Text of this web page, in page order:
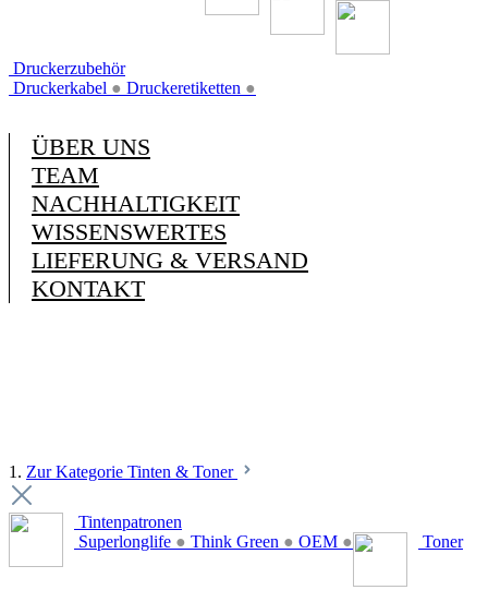
Druckerzubehör
Druckerkabel ● Druckeretiketten ●
ÜBER UNS
TEAM
NACHHALTIGKEIT
WISSENSWERTES
LIEFERUNG & VERSAND
KONTAKT
1. Zur Kategorie Tinten & Toner
Tintenpatronen
Superlonglife ● Think Green ● OEM ● Toner